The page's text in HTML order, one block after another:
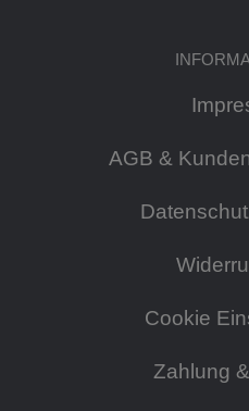
AGB &
Cookie
Zahlung